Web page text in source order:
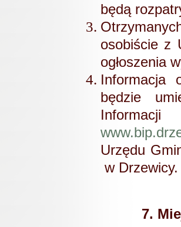
będą
osobiście z
ogłoszenia
Informacja
będzie
Urzędu
w Drzewicy.
7.